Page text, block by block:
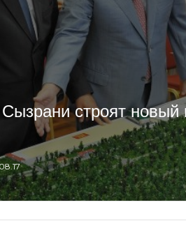
строят новый